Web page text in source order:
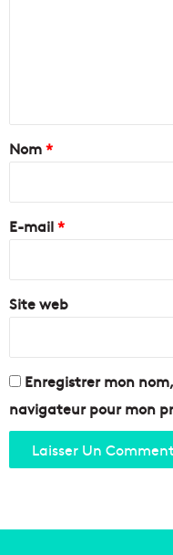
a
r
e
Nom*
E-mail*
Site web
Enregistrer mon
navigateur pour mon